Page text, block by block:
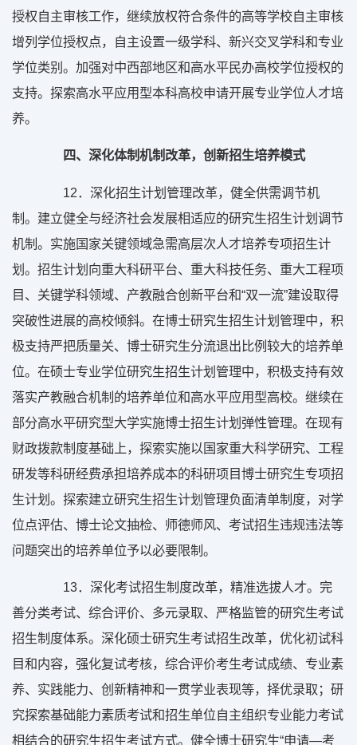
授权自主审核工作，继续放权符合条件的高等学校自主审核
增列学位授权点，自主设置一级学科、新兴交叉学科和专业
学位类别。加强对中西部地区和高水平民办高校学位授权的
支持。探索高水平应用型本科高校申请开展专业学位人才培
养。
四、深化体制机制改革，创新招生培养模式
12 ．深化招生计划管理改革，健全供需调节机
制。建立健全与经济社会发展相适应的研究生招生计划调节
机制。实施国家关键领域急需高层次人才培养专项招生计
划。招生计划向重大科研平台、重大科技任务、重大工程项
目、关键学科领域、产教融合创新平台和“双一流”建设取得
突破性进展的高校倾斜。在博士研究生招生计划管理中，积
极支持严把质量关、博士研究生分流退出比例较大的培养单
位。在硕士专业学位研究生招生计划管理中，积极支持有效
落实产教融合机制的培养单位和高水平应用型高校。继续在
部分高水平研究型大学实施博士招生计划弹性管理。在现有
财政拨款制度基础上，探索实施以国家重大科学研究、工程
研发等科研经费承担培养成本的科研项目博士研究生专项招
生计划。探索建立研究生招生计划管理负面清单制度，对学
位点评估、博士论文抽检、师德师风、考试招生违规违法等
问题突出的培养单位予以必要限制。
13．深化考试招生制度改革，精准选拔人才。完
善分类考试、综合评价、多元录取、严格监管的研究生考试
招生制度体系。深化硕士研究生考试招生改革，优化初试科
目和内容，强化复试考核，综合评价考生考试成绩、专业素
养、实践能力、创新精神和一贯学业表现等，择优录取；研
究探索基础能力素质考试和招生单位自主组织专业能力考试
相结合的研究生招生考试方式。健全博士研究生“申请—考